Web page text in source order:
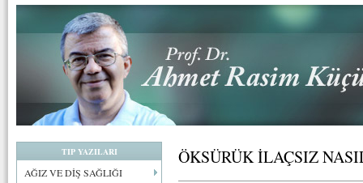
TIP YAZILARI
AĞIZ VE DİŞ SAĞLIĞI
ÖKSÜRÜK İLAÇSIZ